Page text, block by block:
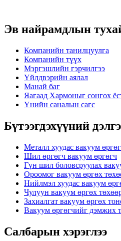
Эв найрамдлын
Компанийн танилцуулга
Компанийн түүх
Мэргэшлийн гэрчилгээ
Үйлдвэрийн аялал
Манай баг
Яагаад Хармоныг сонгох
Үнийн саналын сагс
Бүтээгдэхүүний
Металл хуудас вакуум
Шил өргөгч вакуум өргөгч
Гүн шил боловсруулах
Ороомог вакуум өргөх
Нийлмэл хуудас вакуум
Чулуун вакуум өргөх
Захиалгат вакуум өргөх
Вакуум өргөгчийг дэмжих
Салбарын хэрэглээ